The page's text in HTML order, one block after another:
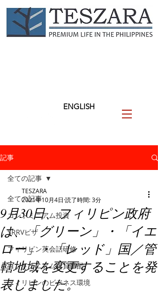
ENGLISH
記事
全ての記事
コンドミニアム投資
SRRVビザ
フィリピン英会話研修
コンドミニアム賃貸手配
フィリピンのビジネス環境
全ての記事
9月30日、フィリピン政府
は、「グリーン」・「イエ
ロー」・「レッド」国／管
轄地域を変更することを発
表しました。
TESZARA
2021年10月4日 読了時間: 3分